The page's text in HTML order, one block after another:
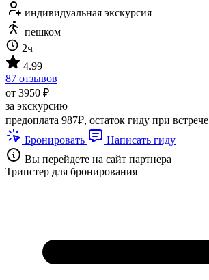
индивидуальная экскурсия
пешком
2ч
4.99
87 отзывов
от 3950 ₽
за экскурсию
предоплата 987₽, остаток гиду при встрече
Бронировать
Написать гиду
Вы перейдете на сайт партнера
Трипстер для бронирования